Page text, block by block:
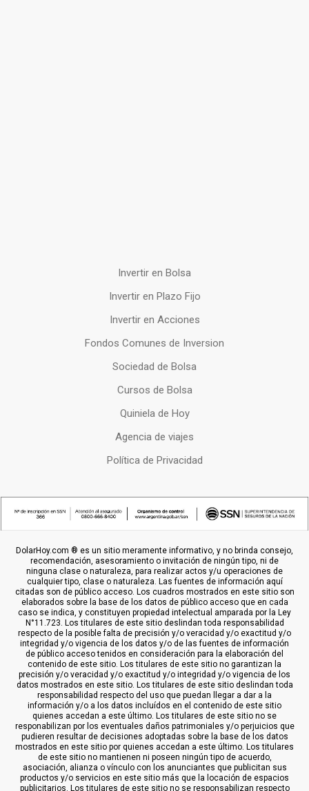
Invertir en Bolsa
Invertir en Plazo Fijo
Invertir en Acciones
Fondos Comunes de Inversion
Sociedad de Bolsa
Cursos de Bolsa
Quiniela de Hoy
Agencia de viajes
Política de Privacidad
DolarHoy.com ® es un sitio meramente informativo, y no brinda consejo,
recomendación, asesoramiento o invitación de ningún tipo, ni de
ninguna clase o naturaleza, para realizar actos y/u operaciones de
cualquier tipo, clase o naturaleza. Las fuentes de información aquí
citadas son de público acceso. Los cuadros mostrados en este sitio son
elaborados sobre la base de los datos de público acceso que en cada
caso se indica, y constituyen propiedad intelectual amparada por la Ley
N°11.723. Los titulares de este sitio deslindan toda responsabilidad
respecto de la posible falta de precisión y/o veracidad y/o exactitud y/o
integridad y/o vigencia de los datos y/o de las fuentes de información
de público acceso tenidos en consideración para la elaboración del
contenido de este sitio. Los titulares de este sitio no garantizan la
precisión y/o veracidad y/o exactitud y/o integridad y/o vigencia de los
datos mostrados en este sitio. Los titulares de este sitio deslindan toda
responsabilidad respecto del uso que puedan llegar a dar a la
información y/o a los datos incluídos en el contenido de este sitio
quienes accedan a este último. Los titulares de este sitio no se
responabilizan por los eventuales daños patrimoniales y/o perjuicios que
pudieren resultar de decisiones adoptadas sobre la base de los datos
mostrados en este sitio por quienes accedan a este último. Los titulares
de este sitio no mantienen ni poseen ningún tipo de acuerdo,
asociación, alianza o vínculo con los anunciantes que publicitan sus
productos y/o servicios en este sitio más que la locación de espacios
publicitarios. Los titulares de este sitio no se responsabilizan respecto